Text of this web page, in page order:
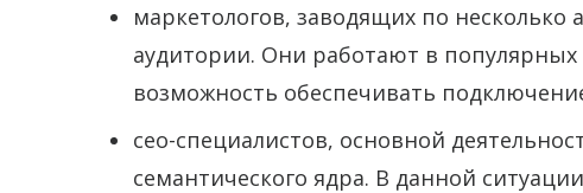
маркетологов, заводящих по несколько
аудитории. Они работают в
возможность обеспечивать
сео-специалистов, основной
семантического ядра. В данной